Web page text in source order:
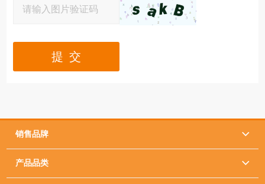
提 交
销售品牌 
产品品类 